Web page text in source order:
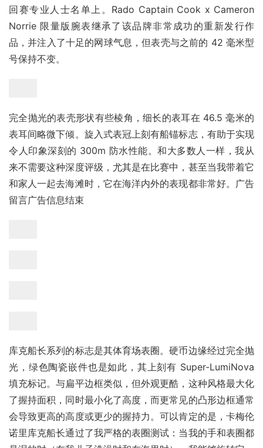
回赛专业人士名单上。Rado Captain Cook x Cameron
Norrie 限量版腕表继承了该品牌非常成功的重新发行作
品，并注入了十足的网球气息，但表壳与之前的 42 毫米型
号保持不变。
完全抛光的表壳形状有些棱角，细长的表耳在 46.5 毫米的
表耳间略微下倾。旋入式表冠上刻有船锚标志，有助于实现
令人印象深刻的 300m 防水性能。和大多数人一样，我从
来不需要这种深度评级，尤其是在比赛中，甚至当我带着它
和家人一起去海滩时，它在海洋内外的表现都非常好。广告
留言广告信息结束
库克船长系列的标志是其体育场表圈。硬币边缘经过完全抛
光，绿色陶瓷嵌件也是如此，其上刻有 Super-LumiNova
填充标记。与扁平边框类似，但外观更酷，这种风格最大化
了握持面积，同时最小化了高度，而更常见的凸形边框通常
会导致更高的高度或更少的握持力。可以肯定的是，卡梅伦
诺里库克船长通过了我严格的表圈测试：当我的手和表圈都